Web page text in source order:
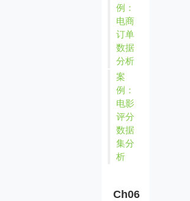
例：
电商
订单
数据
分析
案
例：
电影
评分
数据
集分
析
Ch06